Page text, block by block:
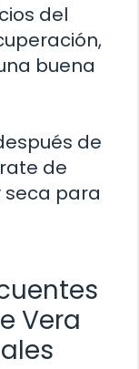
del
buena
de
de
seca para
Vera